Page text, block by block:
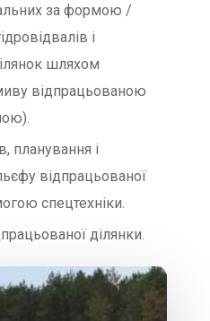
за формою /
і
шляхом
відпрацьованою
планування і
відпрацьованої
спецтехніки.
ділянки.